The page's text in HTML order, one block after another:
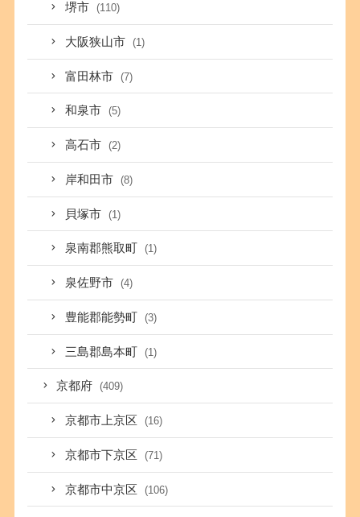
堺市 (110)
大阪狭山市 (1)
富田林市 (7)
和泉市 (5)
高石市 (2)
岸和田市 (8)
貝塚市 (1)
泉南郡熊取町 (1)
泉佐野市 (4)
豊能郡能勢町 (3)
三島郡島本町 (1)
京都府 (409)
京都市上京区 (16)
京都市下京区 (71)
京都市中京区 (106)